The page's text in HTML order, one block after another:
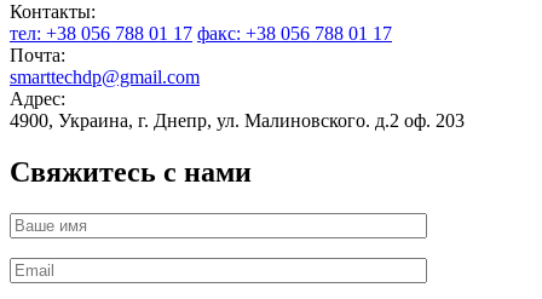
Контакты:
тел: +38 056 788 01 17 факс: +38 056 788 01 17
Почта:
smarttechdp@gmail.com
Адрес:
4900, Украина, г. Днепр, ул. Малиновского. д.2 оф. 203
Свяжитесь с нами